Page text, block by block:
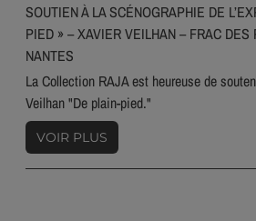
SOUTIEN À LA SCÉNOGRAPHIE DE
PIED » – XAVIER VEILHAN – FRAC DES
NANTES
La Collection RAJA est heureuse de
Veilhan "De plain-pied."
VOIR PLUS